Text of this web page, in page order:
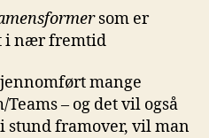
som er
i nær fremtid
mange
– og det vil også
stund framover, vil man